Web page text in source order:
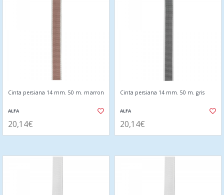
Cinta persiana 14 mm. 50 m. marron
ALFA
20,14€
Cinta persiana 14 mm. 50 m. gris
ALFA
20,14€